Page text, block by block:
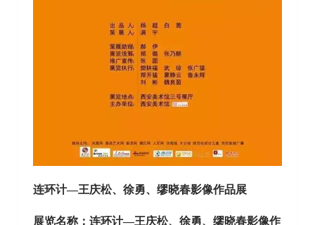
连环计—王庆松、徐勇、缪晓春影像作品展
展览名称：连环计—王庆松、徐勇、缪晓春影像作